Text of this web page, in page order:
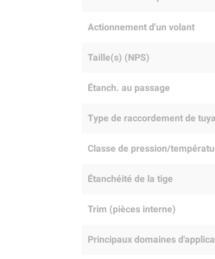
Actionnement d'un volant
Taille(s) (NPS)
Étanch. au passage
Type de raccordement de
Classe de pression/
Étanchéité de la tige
Trim (pièces interne)
Principaux domaines